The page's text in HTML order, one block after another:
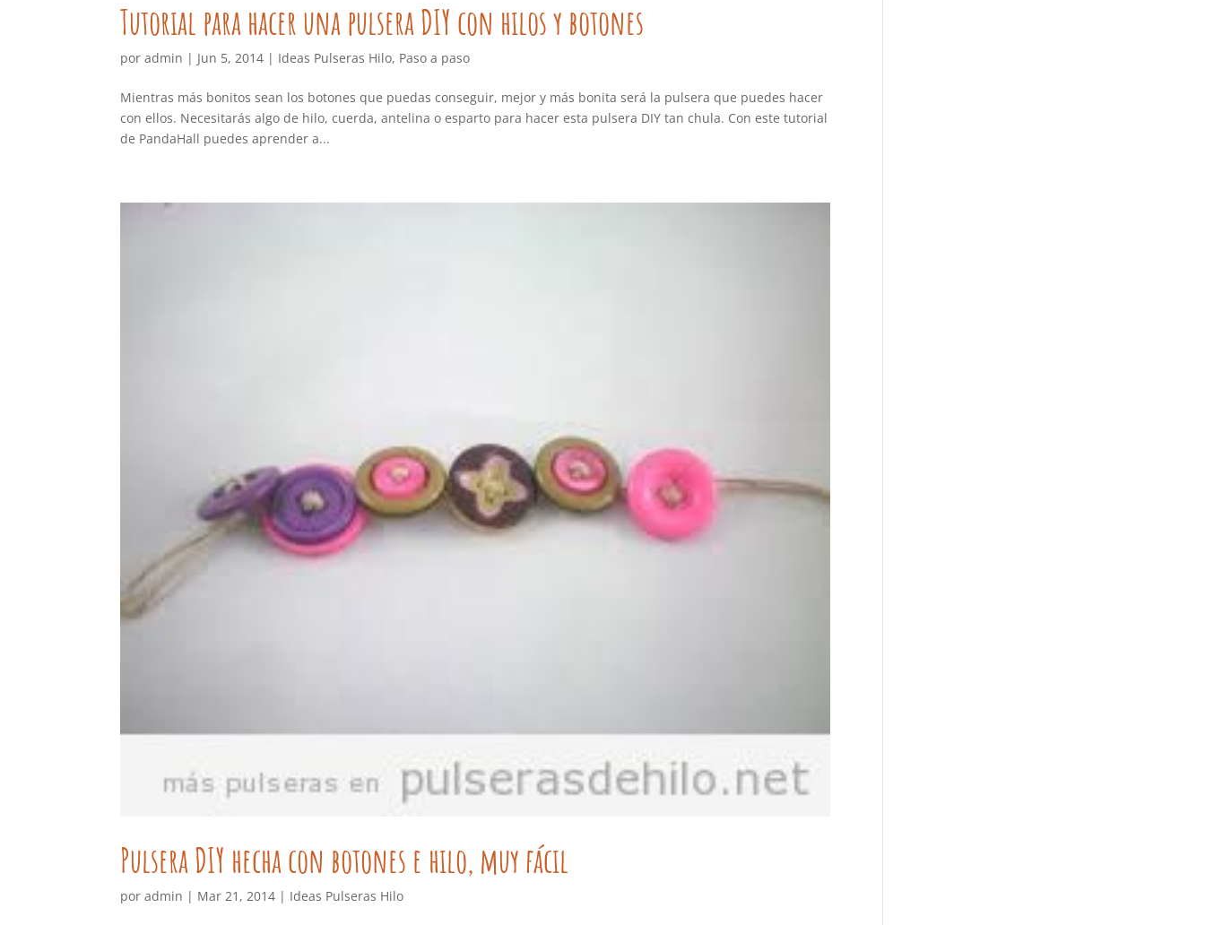
Tutorial para hacer una pulsera DIY con hilos y botones
poradmin | Jun 5, 2014 | Ideas Pulseras Hilo, Paso a paso
Mientras más bonitos sean los botones que puedas conseguir, mejor y más bonita será la pulsera que puedes hacer
con ellos. Necesitarás algo de hilo, cuerda, antelina o esparto para hacer esta pulsera DIY tan chula. Con este tutorial
de PandaHall puedes aprender a...
Pulsera DIY hecha con botones e hilo, muy fácil
poradmin | Mar 21, 2014 | Ideas Pulseras Hilo